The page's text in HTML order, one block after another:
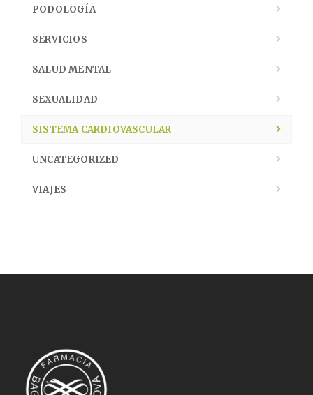
PODOLOGÍA
SERVICIOS
SALUD MENTAL
SEXUALIDAD
SISTEMA CARDIOVASCULAR
UNCATEGORIZED
VIAJES